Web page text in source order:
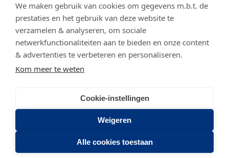
We maken gebruik van cookies om gegevens m.b.t. de
prestaties en het gebruik van deze website te
verzamelen & analyseren, om sociale
netwerkfunctionaliteiten aan te bieden en onze content
& advertenties te verbeteren en personaliseren.
Kom meer te weten
Cookie-instellingen
Weigeren
Alle cookies toestaan
Stadsring 201
3817 BA AMERSFOORT
(033) 46 43 464